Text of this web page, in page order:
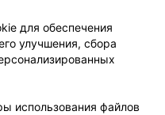
врача
удостоверения
Великобритания /
для обеспечения
улучшения, сбора
использования файлов